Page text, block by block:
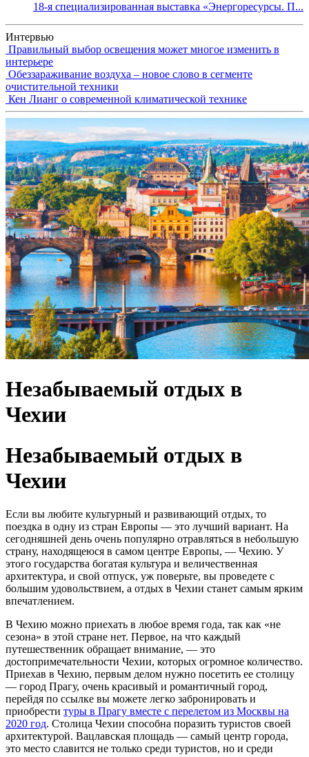
18-я специализированная выставка «Энергоресурсы. П...
Интервью
Правильный выбор освещения может многое изменить в
интерьере
Обеззараживание воздуха – новое слово в сегменте
очистительной техники
Кен Лианг о современной климатической технике
Незабываемый отдых в
Чехии
Незабываемый отдых в
Чехии
Если вы любите культурный и развивающий отдых, то
поездка в одну из стран Европы — это лучший вариант. На
сегодняшней день очень популярно отравляться в небольшую
страну, находящеюся в самом центре Европы, — Чехию. У
этого государства богатая культура и величественная
архитектура, и свой отпуск, уж поверьте, вы проведете с
большим удовольствием, а отдых в Чехии станет самым ярким
впечатлением.
В Чехию можно приехать в любое время года, так как «не
сезона» в этой стране нет. Первое, на что каждый
путешественник обращает внимание, — это
достопримечательности Чехии, которых огромное количество.
Приехав в Чехию, первым делом нужно посетить ее столицу
— город Прагу, очень красивый и романтичный город,
перейдя по ссылке вы можете легко забронировать и
приобрести туры в Прагу вместе с перелетом из Москвы на
2020 год. Столица Чехии способна поразить туристов своей
архитектурой. Вацлавская площадь — самый центр города,
это место славится не только среди туристов, но и среди